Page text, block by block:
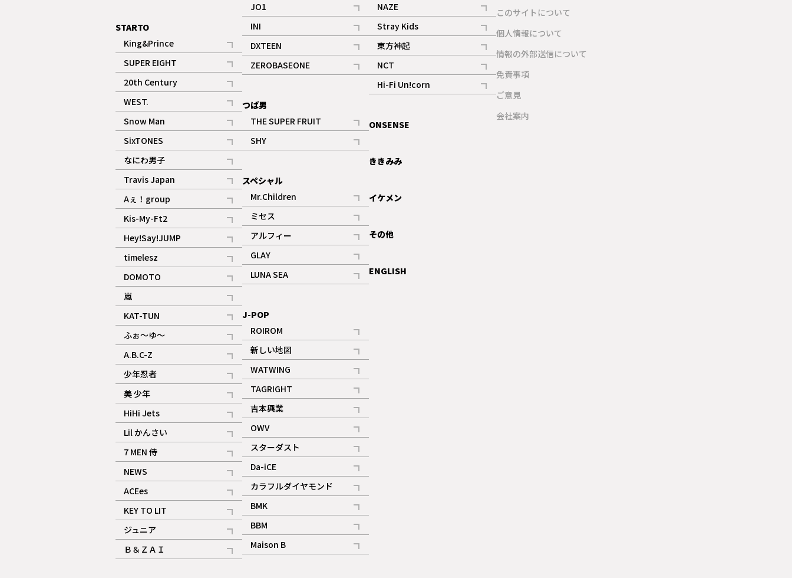
STARTO
King&Prince
記事
SUPER EIGHT
記事
20th Century
記事
WEST.
記事
Snow Man
記事
ギャラリー
SixTONES
記事
ギャラリー
なにわ男子
記事
Travis Japan
記事
Aぇ！group
記事
Kis-My-Ft2
記事
ギャラリー
Hey!Say!JUMP
記事
timelesz
記事
DOMOTO
記事
嵐
記事
KAT-TUN
記事
ふぉ～ゆ～
記事
A.B.C-Z
記事
ギャラリー
少年忍者
記事
美 少年
記事
HiHi Jets
記事
Lil かんさい
記事
7 MEN 侍
記事
NEWS
記事
ACEes
記事
KEY TO LIT
記事
ジュニア
記事
Ｂ＆ＺＡＩ
記事
JO1
記事
ギャラリー
INI
記事
ギャラリー
DXTEEN
記事
ギャラリー
ZEROBASEONE
記事
つば男
THE SUPER FRUIT
記事
ギャラリー
SHY
記事
スペシャル
Mr.Children
記事
ミセス
記事
アルフィー
記事
GLAY
記事
LUNA SEA
記事
J-POP
ROIROM
記事
新しい地図
記事
WATWING
記事
TAGRIGHT
記事
吉本興業
記事
OWV
記事
ギャラリー
スターダスト
記事
Da-iCE
記事
カラフルダイヤモンド
記事
BMK
記事
ギャラリー
BBM
記事
ギャラリー
Maison B
記事
NAZE
記事
Stray Kids
記事
東方神起
記事
NCT
記事
Hi-Fi Un!corn
記事
ONSENSE
ききみみ
イケメン
その他
ENGLISH
このサイトについて
個人情報について
情報の外部送信について
免責事項
ご意見
会社案内